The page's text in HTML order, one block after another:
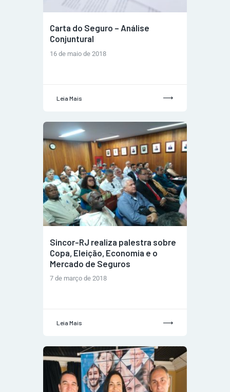
Carta do Seguro – Análise
Conjuntural
16 de maio de 2018
Leia Mais
Sincor-RJ realiza palestra sobre
Copa, Eleição, Economia e o
Mercado de Seguros
7 de março de 2018
Leia Mais